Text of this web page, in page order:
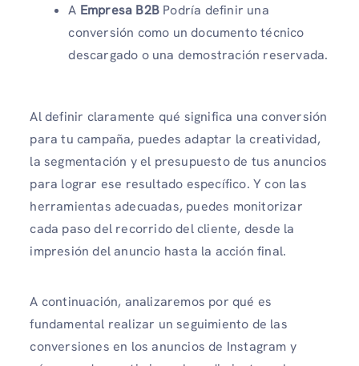
A Empresa B2B Podría definir una
conversión como un documento técnico
descargado o una demostración reservada.
Al definir claramente qué significa una conversión
para tu campaña, puedes adaptar la creatividad,
la segmentación y el presupuesto de tus anuncios
para lograr ese resultado específico. Y con las
herramientas adecuadas, puedes monitorizar
cada paso del recorrido del cliente, desde la
impresión del anuncio hasta la acción final.
A continuación, analizaremos por qué es
fundamental realizar un seguimiento de las
conversiones en los anuncios de Instagram y